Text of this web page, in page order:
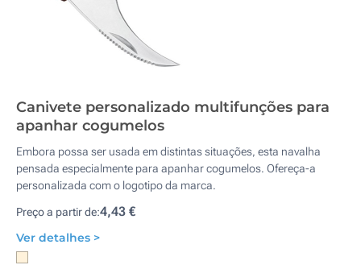
Canivete personalizado multifunções para
apanhar cogumelos
Embora possa ser usada em distintas situações, esta navalha
pensada especialmente para apanhar cogumelos. Ofereça-a
personalizada com o logotipo da marca.
Preço a partir de:4,43 €
Ver detalhes >